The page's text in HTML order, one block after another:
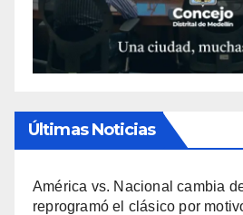
Últimas Noticias
América vs. Nacional cambia
reprogramó el clásico por